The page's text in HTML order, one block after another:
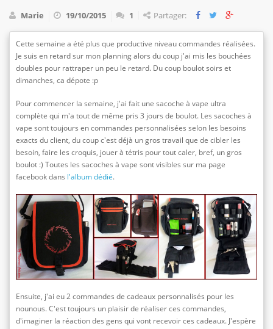
Marie 19/10/2015 1 Partager:
Cette semaine a été plus que productive niveau commandes réalisées.
Je suis en retard sur mon planning alors du coup j'ai mis les bouchées
doubles pour rattraper un peu le retard. Du coup boulot soirs et
dimanches, ca dépote :p
Pour commencer la semaine, j'ai fait une sacoche à vape ultra
complète qui m'a tout de même pris 3 jours de boulot. Les sacoches à
vape sont toujours en commandes personnalisées selon les besoins
exacts du client, du coup c'est déjà un gros travail que de cibler les
besoin, faire les croquis, jouer à tétris pour tout caler, bref, un gros
boulot :) Toutes les sacoches à vape sont visibles sur ma page
facebook dans l'album dédié.
Ensuite, j'ai eu 2 commandes de cadeaux personnalisés pour les
nounous. C'est toujours un plaisir de réaliser ces commandes,
d'imaginer la réaction des gens qui vont recevoir ces cadeaux. J'espère